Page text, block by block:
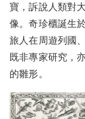
寶，訴說人類對
像。奇珍櫃誕生
旅人在周遊列國
既非專家研究，
的雛形。